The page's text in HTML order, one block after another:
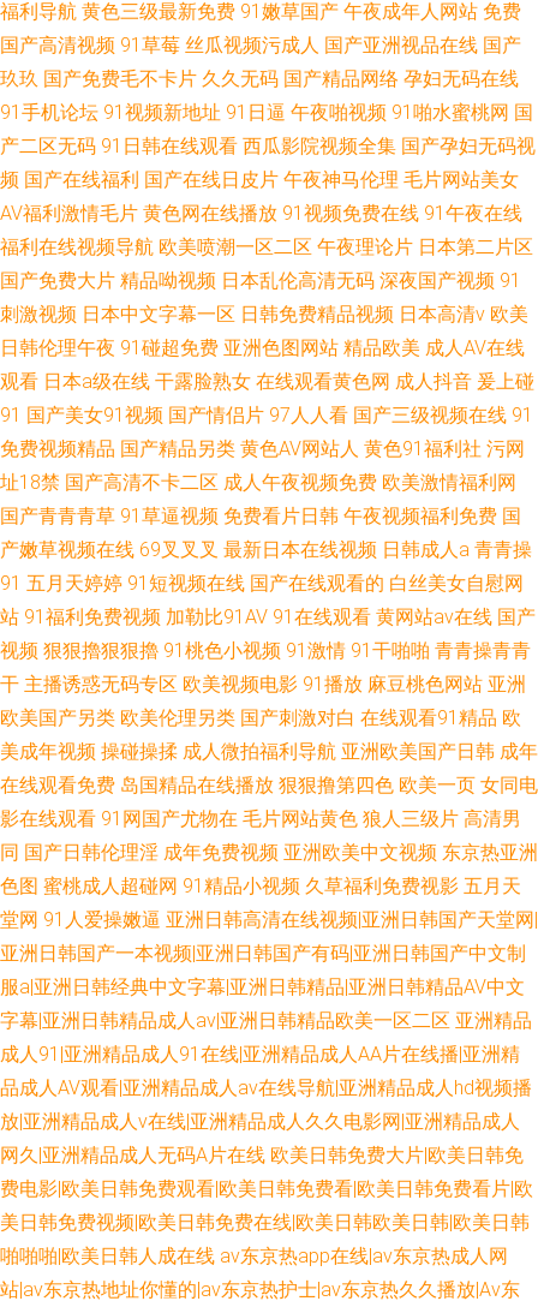
福利导航 黄色三级最新免费 91嫩草国产 午夜成年人网站 免费
国产高清视频 91草莓 丝瓜视频污成人 国产亚洲视品在线 国产
玖玖 国产免费毛不卡片 久久无码 国产精品网络 孕妇无码在线
91手机论坛 91视频新地址 91日逼 午夜啪视频 91啪水蜜桃网 国
产二区无码 91日韩在线观看 西瓜影院视频全集 国产孕妇无码视
频 国产在线福利 国产在线日皮片 午夜神马伦理 毛片网站美女
AV福利激情毛片 黄色网在线播放 91视频免费在线 91午夜在线
福利在线视频导航 欧美喷潮一区二区 午夜理论片 日本第二片区
国产免费大片 精品呦视频 日本乱伦高清无码 深夜国产视频 91
刺激视频 日本中文字幕一区 日韩免费精品视频 日本高清v 欧美
日韩伦理午夜 91碰超免费 亚洲色图网站 精品欧美 成人AV在线
观看 日本a级在线 干露脸熟女 在线观看黄色网 成人抖音 爰上碰
91 国产美女91视频 国产情侣片 97人人看 国产三级视频在线 91
免费视频精品 国产精品另类 黄色AV网站人 黄色91福利社 污网
址18禁 国产高清不卡二区 成人午夜视频免费 欧美激情福利网
国产青青青草 91草逼视频 免费看片日韩 午夜视频福利免费 国
产嫩草视频在线 69叉叉叉 最新日本在线视频 日韩成人a 青青操
91 五月天婷婷 91短视频在线 国产在线观看的 白丝美女自慰网
站 91福利免费视频 加勒比91AV 91在线观看 黄网站av在线 国产
视频 狠狠擼狠狠擼 91桃色小视频 91激情 91干啪啪 青青操青青
干 主播诱惑无码专区 欧美视频电影 91播放 麻豆桃色网站 亚洲
欧美国产另类 欧美伦理另类 国产刺激对白 在线观看91精品 欧
美成年视频 操碰操揉 成人微拍福利导航 亚洲欧美国产日韩 成年
在线观看免费 岛国精品在线播放 狠狠撸第四色 欧美一页 女同电
影在线观看 91网国产尤物在 毛片网站黄色 狼人三级片 高清男
同 国产日韩伦理淫 成年免费视频 亚洲欧美中文视频 东京热亚洲
色图 蜜桃成人超碰网 91精品小视频 久草福利免费视影 五月天
堂网 91人爱操嫩逼 亚洲日韩高清在线视频|亚洲日韩国产天堂网|
亚洲日韩国产一本视频|亚洲日韩国产有码|亚洲日韩国产中文制
服a|亚洲日韩经典中文字幕|亚洲日韩精品|亚洲日韩精品AV中文
字幕|亚洲日韩精品成人av|亚洲日韩精品欧美一区二区 亚洲精品
成人91|亚洲精品成人91在线|亚洲精品成人AA片在线播|亚洲精
品成人AV观看|亚洲精品成人av在线导航|亚洲精品成人hd视频播
放|亚洲精品成人v在线|亚洲精品成人久久电影网|亚洲精品成人
网久|亚洲精品成人无码A片在线 欧美日韩免费大片|欧美日韩免
费电影|欧美日韩免费观看|欧美日韩免费看|欧美日韩免费看片|欧
美日韩免费视频|欧美日韩免费在线|欧美日韩欧美日韩|欧美日韩
啪啪啪|欧美日韩人成在线 av东京热app在线|av东京热成人网
站|av东京热地址你懂的|av东京热护士|av东京热久久播放|Av东